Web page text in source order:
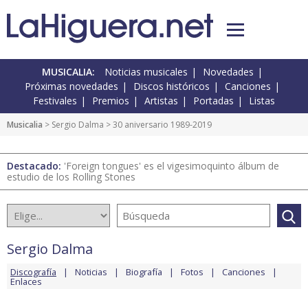
MUSICALIA: Noticias musicales
Novedades
Próximas novedades
Discos históricos
Canciones
Festivales
Premios Artistas Portadas Listas
Musicalia > Sergio Dalma > 30 aniversario 1989-2019
Destacado: 'Foreign tongues' es el vigesimoquinto álbum de
estudio de los Rolling Stones
Sergio Dalma
Discografía Noticias Biografía Fotos Canciones
Enlaces